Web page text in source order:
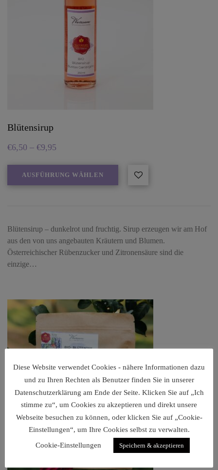
Blütensirup
€6,50 – €9,95
AUSFÜHRUNG WÄHLEN
Blütensirup – dunkelrot und fruchtig. Sirup erzeugen wir am Hof
aus den von uns angebauten Kräutern und Blumen.
Österreichischer Rübenzucker und Zitronensäure sind die
einzige…
Diese Website verwendet Cookies - nähere Informationen dazu
und zu Ihren Rechten als Benutzer finden Sie in unserer
Datenschutzerklärung am Ende der Seite. Klicken Sie auf „Ich
stimme zu“, um Cookies zu akzeptieren und direkt unsere
Webseite besuchen zu können, oder klicken Sie auf „Cookie-
Einstellungen“, um Ihre Cookies selbst zu verwalten.
Cookie-Einstellungen
Speichern & akzeptieren